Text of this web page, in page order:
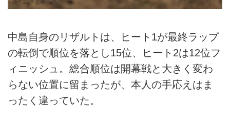
中島自身のリザルトは、ヒート1が最終ラップ
の転倒で順位を落とし15位、ヒート2は12位フ
ィニッシュ。総合順位は開幕戦と大きく変わ
らない位置に留まったが、本人の手応えはま
ったく違っていた。